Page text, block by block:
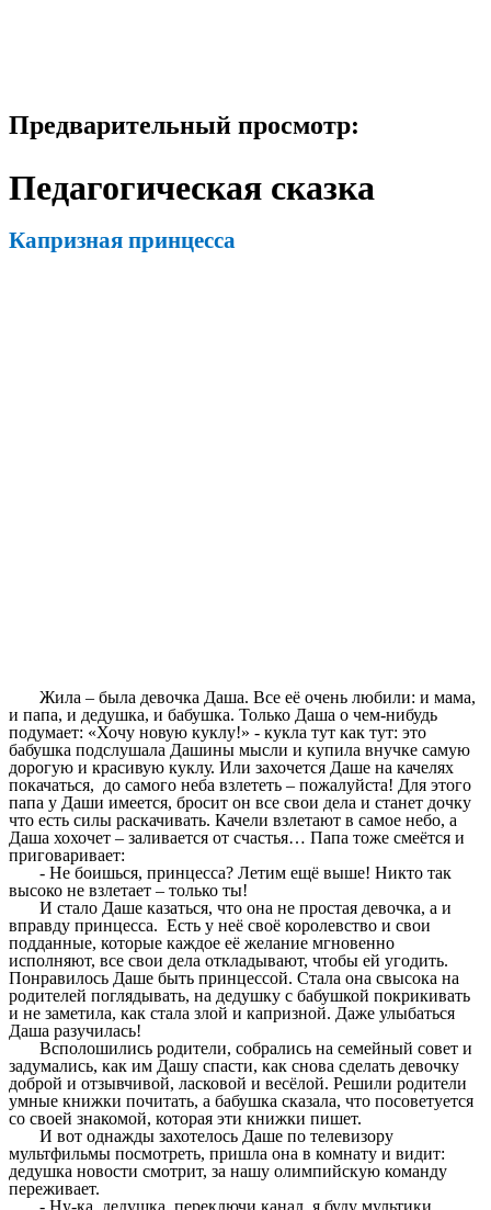
Предварительный просмотр:
Педагогическая сказка
Капризная принцесса
Жила – была девочка Даша. Все её очень любили: и мама,
и папа, и дедушка, и бабушка. Только Даша о чем-нибудь
подумает: «Хочу новую куклу!» - кукла тут как тут: это
бабушка подслушала Дашины мысли и купила внучке самую
дорогую и красивую куклу. Или захочется Даше на качелях
покачаться, до самого неба взлететь – пожалуйста! Для этого
папа у Даши имеется, бросит он все свои дела и станет дочку
что есть силы раскачивать. Качели взлетают в самое небо, а
Даша хохочет – заливается от счастья… Папа тоже смеётся и
приговаривает:
- Не боишься, принцесса? Летим ещё выше! Никто так
высоко не взлетает – только ты!
И стало Даше казаться, что она не простая девочка, а и
вправду принцесса. Есть у неё своё королевство и свои
подданные, которые каждое её желание мгновенно
исполняют, все свои дела откладывают, чтобы ей угодить.
Понравилось Даше быть принцессой. Стала она свысока на
родителей поглядывать, на дедушку с бабушкой покрикивать
и не заметила, как стала злой и капризной. Даже улыбаться
Даша разучилась!
Всполошились родители, собрались на семейный совет и
задумались, как им Дашу спасти, как снова сделать девочку
доброй и отзывчивой, ласковой и весёлой. Решили родители
умные книжки почитать, а бабушка сказала, что посоветуется
со своей знакомой, которая эти книжки пишет.
И вот однажды захотелось Даше по телевизору
мультфильмы посмотреть, пришла она в комнату и видит:
дедушка новости смотрит, за нашу олимпийскую команду
переживает.